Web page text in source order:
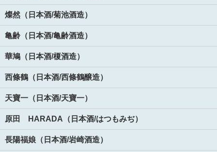
燦然（日本酒/菊池酒造）
亀齢（日本酒/亀齢酒造）
華鳩（日本酒/榎酒造）
西條鶴（日本酒/西條鶴醸造）
天寶一（日本酒/天寶一）
原田 HARADA（日本酒/はつもみぢ）
長陽福娘（日本酒/岩崎酒造）